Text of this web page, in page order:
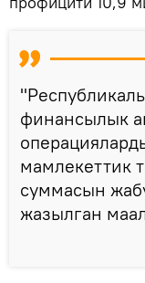
финансылык
мамлекеттик
суммасын
жазылган